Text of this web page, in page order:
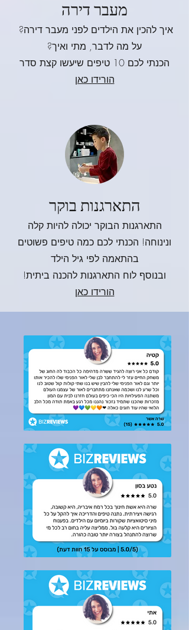
מעבר דירה
איך להכין את הילדים לפני מעבר דירה?
על מה לדבר, מתי ואיך?
הכנתי לכם 10 טיפים שיעשו קצת סדר
הורידו כאן
התארגנות בוקר
התארגנות הבוקר יכולה להיות קלה
ונינוחה! הכנתי לכם כמה טיפים פשוטים
בהתאמה לפי גיל הילד
ובנוסף לוח התארגנות להכנה ביתית!
הורידו כאן